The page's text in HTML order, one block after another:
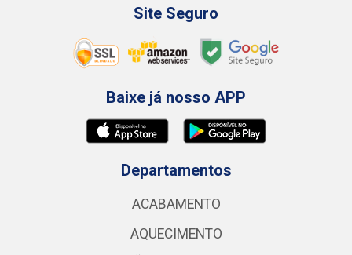
Site Seguro
Baixe já nosso APP
Departamentos
ACABAMENTO
AQUECIMENTO